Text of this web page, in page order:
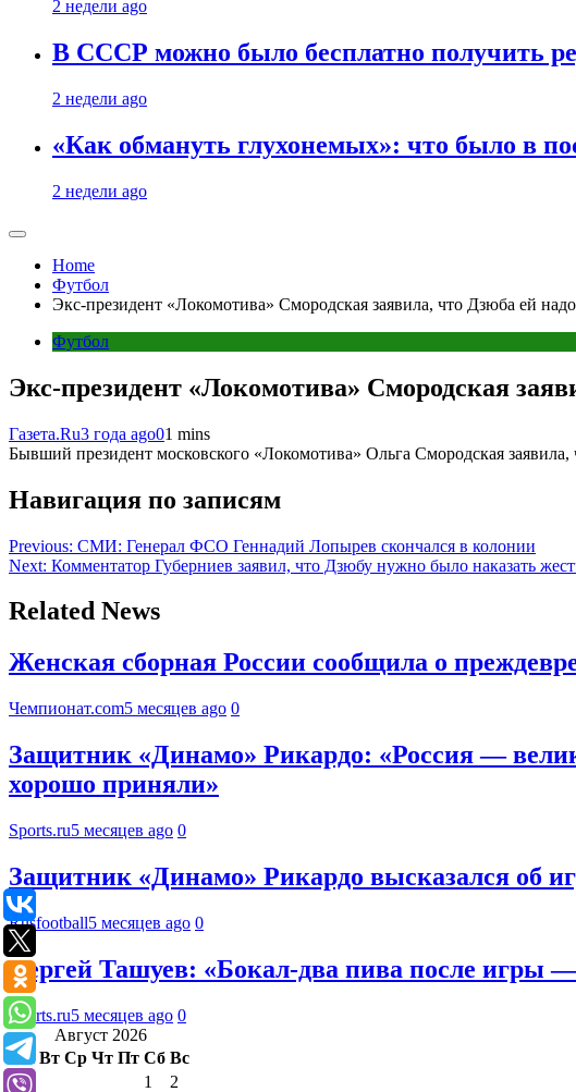
2 недели ago
В СССР можно было бесплатно получить
2 недели ago
«Как обмануть глухонемых»: что было в
2 недели ago
Home
Футбол
Экс-президент «Локомотива» Смородская заявила, что Дзюба ей
Футбол
Экс-президент «Локомотива» Смородская
Газета.Ru3 года ago01 mins
Бывший президент московского «Локомотива» Ольга Смородская
Навигация по записям
Previous: СМИ: Генерал ФСО Геннадий Лопырев скончался в колонии
Next: Комментатор Губерниев заявил, что Дзюбу нужно было наказать
Related News
Женская сборная России сообщила о
Чемпионат.com5 месяцев ago 0
Защитник «Динамо» Рикардо: «Россия —
хорошо приняли»
Sports.ru5 месяцев ago 0
Защитник «Динамо» Рикардо высказался об
Rusfootball5 месяцев ago 0
Сергей Ташуев: «Бокал-два пива после игры
Sports.ru5 месяцев ago 0
Август 2026
Пн Вт Ср Чт Пт Сб Вс
1
2